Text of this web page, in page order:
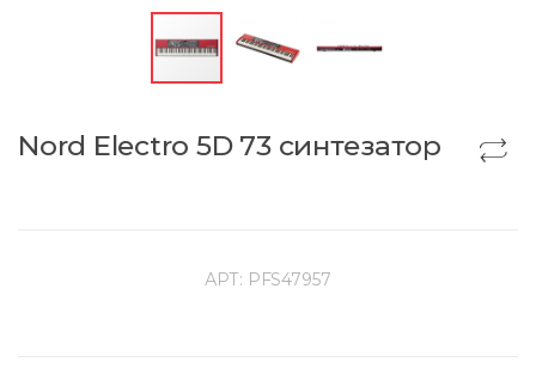
Nord Electro 5D 73 синтезатор
АРТ: PFS47957